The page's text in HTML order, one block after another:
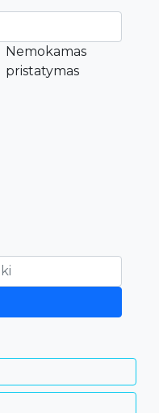
Nemokamas
pristatymas